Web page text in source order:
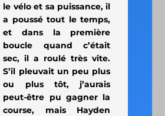
le vélo et sa puissance, il
a poussé tout le temps,
et dans la première
boucle quand c’était
sec, il a roulé très vite.
S’il pleuvait un peu plus
ou plus tôt, j’aurais
peut-être pu gagner la
course, mais Hayden